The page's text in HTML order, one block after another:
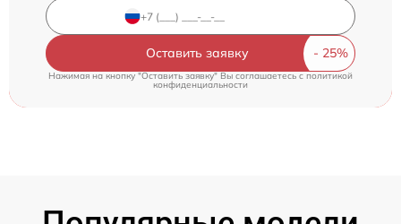
Оставить заявку
Нажимая на кнопку "Оставить заявку" Вы соглашаетесь c политикой
конфиденциальности